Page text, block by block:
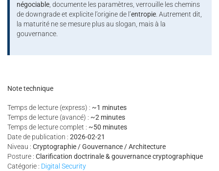
négociable, documente les paramètres, verrouille les chemins
de downgrade et explicite l’origine de l’entropie. Autrement dit,
la maturité ne se mesure plus au slogan, mais à la
gouvernance.
Note technique
Temps de lecture (express) : ~1 minutes
Temps de lecture (avancé) : ~2 minutes
Temps de lecture complet : ~50 minutes
Date de publication : 2026-02-21
Niveau : Cryptographie / Gouvernance / Architecture
Posture : Clarification doctrinale & gouvernance cryptographique
Catégorie : Digital Security